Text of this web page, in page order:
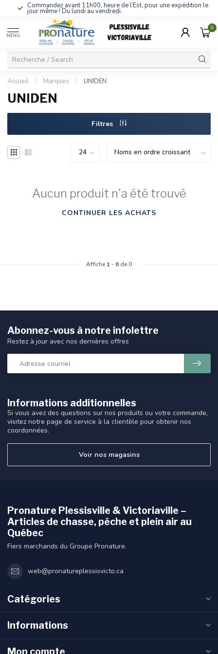
Commandez avant 11h00, heure de l’Est, pour une expédition le
jour même ! Du lundi au vendredi.
MENU
0
Accueil / Marques / UNIDEN
UNIDEN
Filtres
Aucun produit n'a été trouvé
CONTINUER LES ACHATS
Affiche 1 - 0 de 0
Informations additionnelles
Si vous avez des questions sur nos produits ou votre commande,
visitez notre page de service à la clientèle pour obtenir nos
coordonnées.
Voir nos magasins
Abonnez-vous à notre infolettre
Restez à jour avec nos dernières offres
Pronature Plessisville & Victoriaville –
Articles de chasse, pêche et plein air au
Québec
Fiers marchands du Groupe Pronature.
web@pronatureplessisvicto.ca
Catégories
Informations
Mon compte